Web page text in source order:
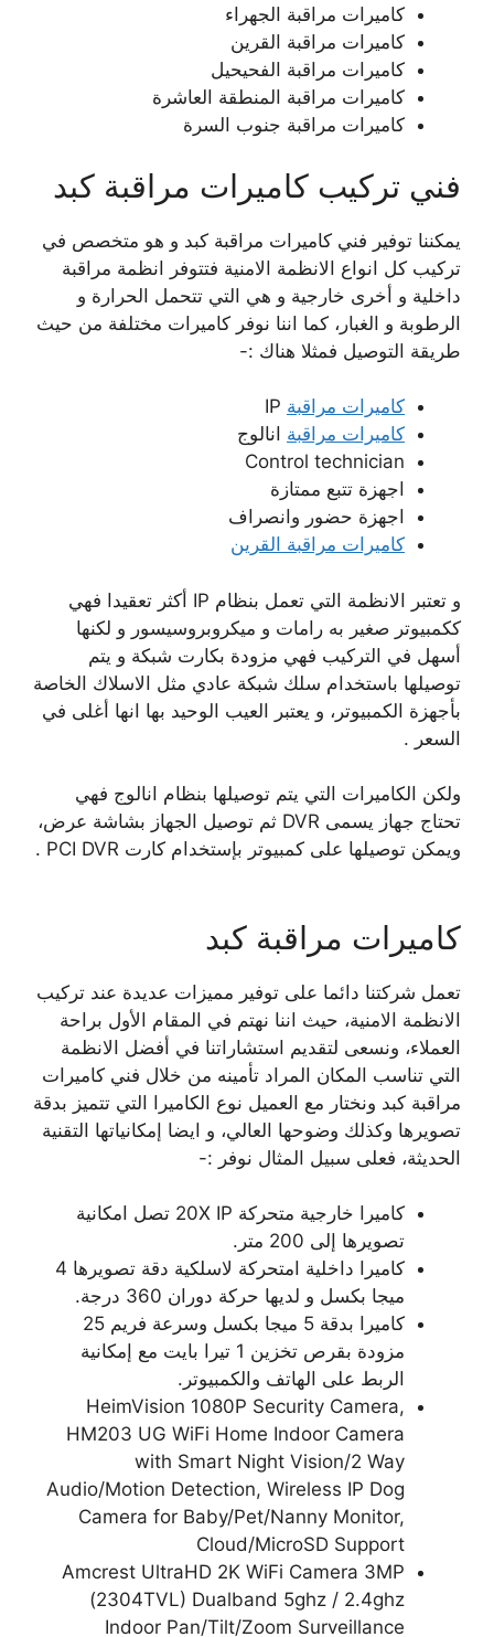
كاميرات مراقبة الجهراء
كاميرات مراقبة القرين
كاميرات مراقبة الفحيحيل
كاميرات مراقبة المنطقة العاشرة
كاميرات مراقبة جنوب السرة
فني تركيب كاميرات مراقبة كبد
يمكننا توفير فني كاميرات مراقبة كبد و هو متخصص في
تركيب كل انواع الانظمة الامنية فتتوفر انظمة مراقبة
داخلية و أخرى خارجية و هي التي تتحمل الحرارة و
الرطوبة و الغبار، كما اننا نوفر كاميرات مختلفة من حيث
طريقة التوصيل فمثلا هناك :-
كاميرات مراقبة
كاميرات مراقبة انالوج
Control technician
اجهزة تتبع ممتازة
اجهزة حضور وانصراف
كاميرات مراقبة القرين
و تعتبر الانظمة التي تعمل بنظام IP أكثر تعقيدا فهي
ككمبيوتر صغير به رامات و ميكروبروسيسور و لكنها
أسهل في التركيب فهي مزودة بكارت شبكة و يتم
توصيلها باستخدام سلك شبكة عادي مثل الاسلاك الخاصة
بأجهزة الكمبيوتر، و يعتبر العيب الوحيد بها انها أغلى في
السعر .
ولكن الكاميرات التي يتم توصيلها بنظام انالوج فهي
تحتاج جهاز يسمى DVR ثم توصيل الجهاز بشاشة عرض،
ويمكن توصيلها على كمبيوتر بإستخدام كارت PCI DVR .
كاميرات مراقبة كبد
تعمل شركتنا دائما على توفير مميزات عديدة عند تركيب
الانظمة الامنية، حيث اننا نهتم في المقام الأول براحة
العملاء، ونسعى لتقديم استشاراتنا في أفضل الانظمة
التي تناسب المكان المراد تأمينه من خلال فني كاميرات
مراقبة كبد ونختار مع العميل نوع الكاميرا التي تتميز بدقة
تصويرها وكذلك وضوحها العالي، و ايضا إمكانياتها التقنية
الحديثة، فعلى سبيل المثال نوفر :-
كاميرا خارجية متحركة 20X IP تصل امكانية
تصويرها إلى 200 متر.
كاميرا داخلية امتحركة لاسلكية دقة تصويرها 4
ميجا بكسل و لديها حركة دوران 360 درجة.
كاميرا بدقة 5 ميجا بكسل وسرعة فريم 25
مزودة بقرص تخزين 1 تيرا بايت مع إمكانية
الربط على الهاتف والكمبيوتر.
HeimVision 1080P Security Camera,
HM203 UG WiFi Home Indoor Camera
with Smart Night Vision/2 Way
Audio/Motion Detection, Wireless IP Dog
Camera for Baby/Pet/Nanny Monitor,
Cloud/MicroSD Support
Amcrest UltraHD 2K WiFi Camera 3MP
(2304TVL) Dualband 5ghz / 2.4ghz
Indoor Pan/Tilt/Zoom Surveillance